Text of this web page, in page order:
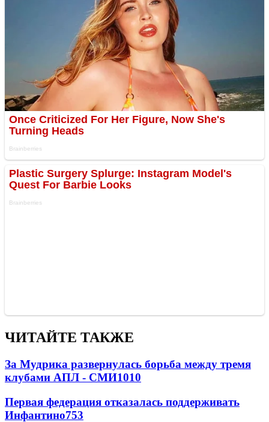
ЧИТАЙТЕ ТАКЖЕ
За Мудрика развернулась борьба между тремя
клубами АПЛ - СМИ1010
Первая федерация отказалась поддерживать
Инфантино753